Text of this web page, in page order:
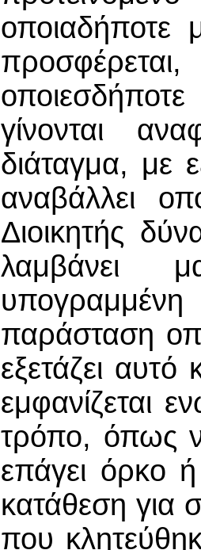
οποιαδήποτε
γίνονται
διάταγμα, με
αναβάλλει
Διοικητής
λαμβάνει
παράσταση
εξετάζει
εμφανίζεται
τρόπο, όπως
επάγει όρκο
κατάθεση για
που